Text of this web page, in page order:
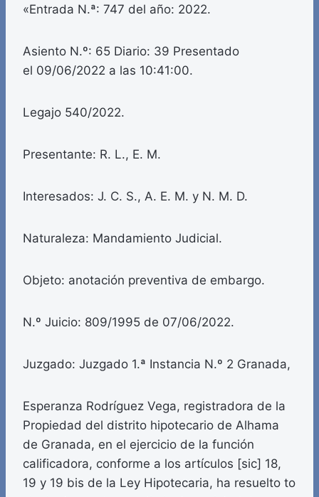
«Entrada N.ª: 747 del año: 2022.
Asiento N.º: 65 Diario: 39 Presentado
el 09/06/2022 a las 10:41:00.
Legajo 540/2022.
Presentante: R. L., E. M.
Interesados: J. C. S., A. E. M. y N. M. D.
Naturaleza: Mandamiento Judicial.
Objeto: anotación preventiva de embargo.
N.º Juicio: 809/1995 de 07/06/2022.
Juzgado: Juzgado 1.ª Instancia N.º 2 Granada,
Esperanza Rodríguez Vega, registradora de la
Propiedad del distrito hipotecario de Alhama
de Granada, en el ejercicio de la función
calificadora, conforme a los artículos [sic] 18,
19 y 19 bis de la Ley Hipotecaria, ha resuelto to